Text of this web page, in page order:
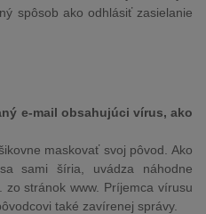
spôsob ako odhlásiť zasielanie
e-mail obsahujúci vírus, ako
maskovať svoj pôvod. Ako
sami šíria, uvádza náhodne
stránok www. Príjemca vírusu
také zavírenej správy.